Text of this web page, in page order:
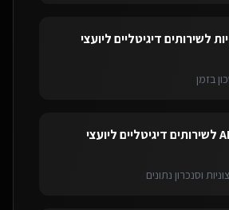
לשירותים דיגיטליים ליועצי
בזמן
לשירותים דיגיטליים ליועצי
וסנכרון נתונים